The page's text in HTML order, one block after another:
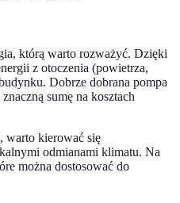
którą warto rozważyć. Dzięki
z otoczenia (powietrza,
Dobrze dobrana pompa
sumę na kosztach
warto kierować się
odmianami klimatu. Na
można dostosować do